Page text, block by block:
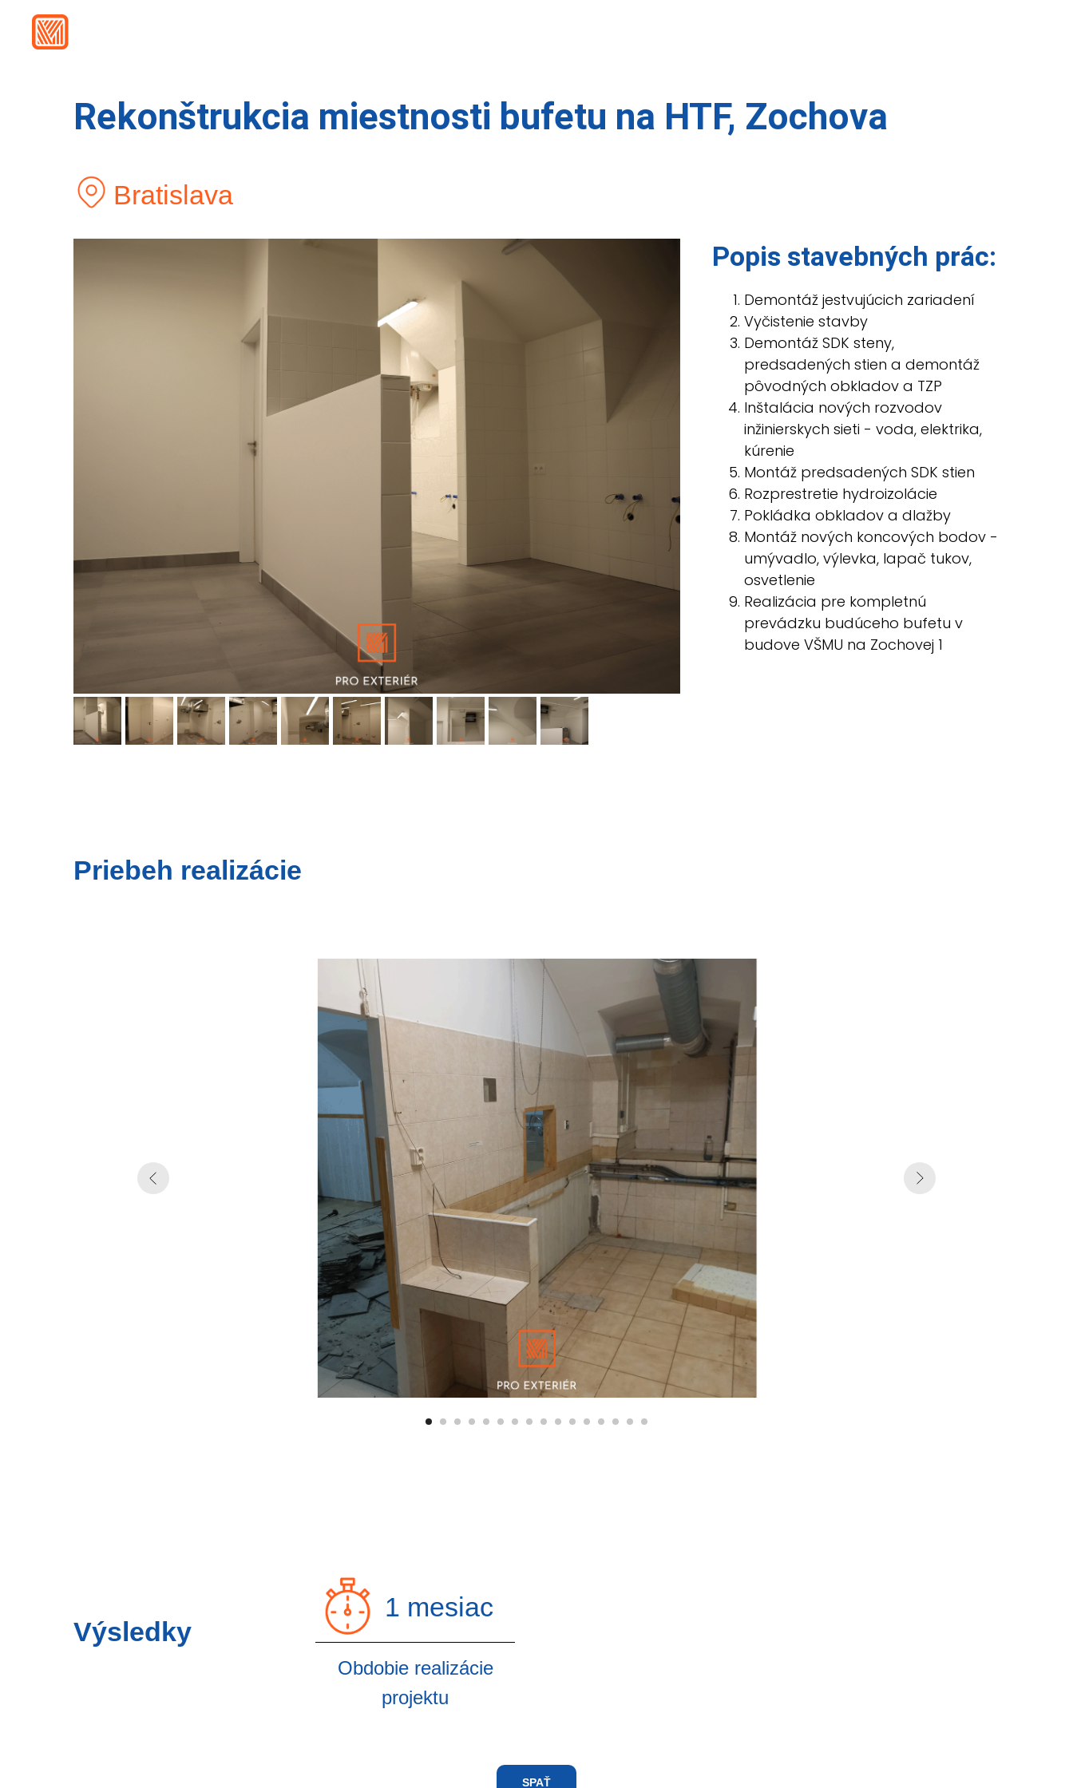
Rekonštrukcia miestnosti bufetu na HTF, Zochova
Bratislava
Popis stavebných prác:
Demontáž jestvujúcich zariadení
Vyčistenie stavby
Demontáž SDK steny,
predsadených stien a demontáž
pôvodných obkladov a TZP
Inštalácia nových rozvodov
inžinierskych sieti - voda, elektrika,
kúrenie
Montáž predsadených SDK stien
Rozprestretie hydroizolácie
Pokládka obkladov a dlažby
Montáž nových koncových bodov -
umývadlo, výlevka, lapač tukov,
osvetlenie
Realizácia pre kompletnú
prevádzku budúceho bufetu v
budove VŠMU na Zochovej 1
Priebeh realizácie
Výsledky
1 mesiac
Obdobie realizácie
projektu
SPAŤ